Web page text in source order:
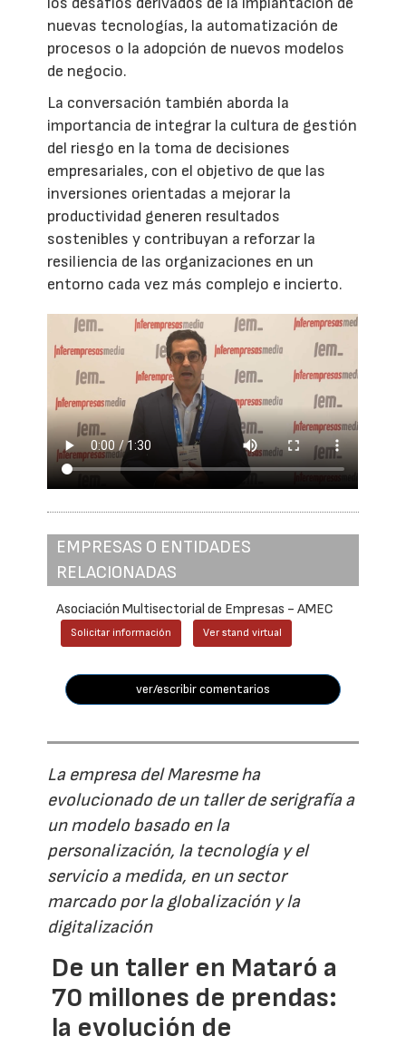
nuevas tecnologías, la automatización de
procesos o la adopción de nuevos modelos
de negocio.
La conversación también aborda la
importancia de integrar la cultura de gestión
del riesgo en la toma de decisiones
empresariales, con el objetivo de que las
inversiones orientadas a mejorar la
productividad generen resultados
sostenibles y contribuyan a reforzar la
resiliencia de las organizaciones en un
entorno cada vez más complejo e incierto.
EMPRESAS O ENTIDADES
RELACIONADAS
Asociación Multisectorial de Empresas - AMEC
Solicitar información Ver stand virtual
ver/escribir comentarios
La empresa del Maresme ha
evolucionado de un taller de serigrafía a
un modelo basado en la
personalización, la tecnología y el
servicio a medida, en un sector
marcado por la globalización y la
digitalización
De un taller en Mataró a
70 millones de prendas:
la evolución de